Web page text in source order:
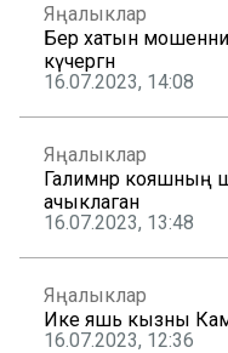
Яңалыклар
Бер хатын
күчергән
16.07.2023, 14:08
Яңалыклар
Галимнәр кояшның
ачыклаган
16.07.2023, 13:48
Яңалыклар
Ике яшь кызны
16.07.2023, 12:36